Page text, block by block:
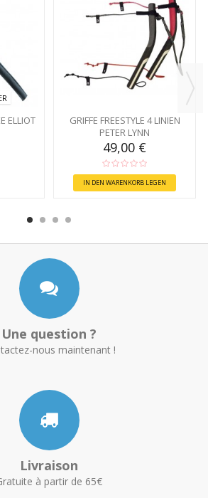
ELLIOT
GRIFFE FREESTYLE 4 LINIEN
PETER LYNN
49,00 €
IN DEN WARENKORB LEGEN
Une question ?
nous maintenant !
Livraison
à partir de 65€